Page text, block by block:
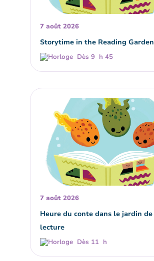
7 août 2026
Storytime in the Reading Garden
Dès 9 h 45
7 août 2026
Heure du conte dans le jardin de
lecture
Dès 11 h